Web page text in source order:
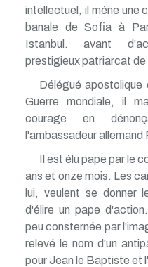
intellectuel, il méne une
banale de Sofia à
Istanbul. avant
prestigieux patriarcat de
Délégué apostolique
Guerre mondiale, il
courage en
l'ambassadeur allemand
Il est élu pape par le
ans et onze mois. Les
lui, veulent se donner
d'élire un pape
peu consternée par
relevé le nom d'un
pour Jean le Baptiste et